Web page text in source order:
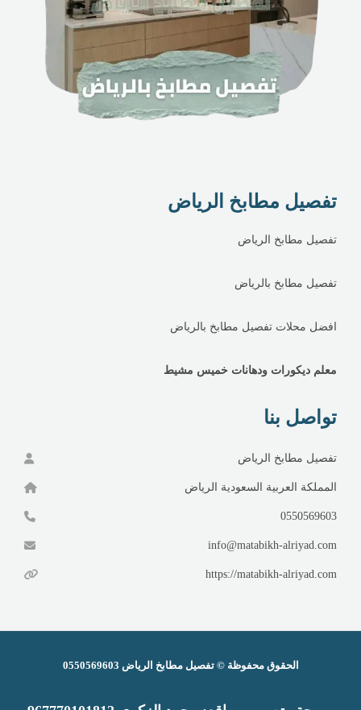
تفصيل مطابخ الرياض
تفصيل مطابخ الرياض
تفصيل مطابخ بالرياض
افضل محلات تفصيل مطابخ بالرياض
معلم ديكورات ودهانات خميس مشيط
تواصل بنا
تفصيل مطابخ الرياض
المملكة العربية السعودية الرياض
0550569603
info@matabikh-alriyad.com
https://matabikh-alriyad.com
الحقوق محفوظة ©تفصيل مطابخ الرياض